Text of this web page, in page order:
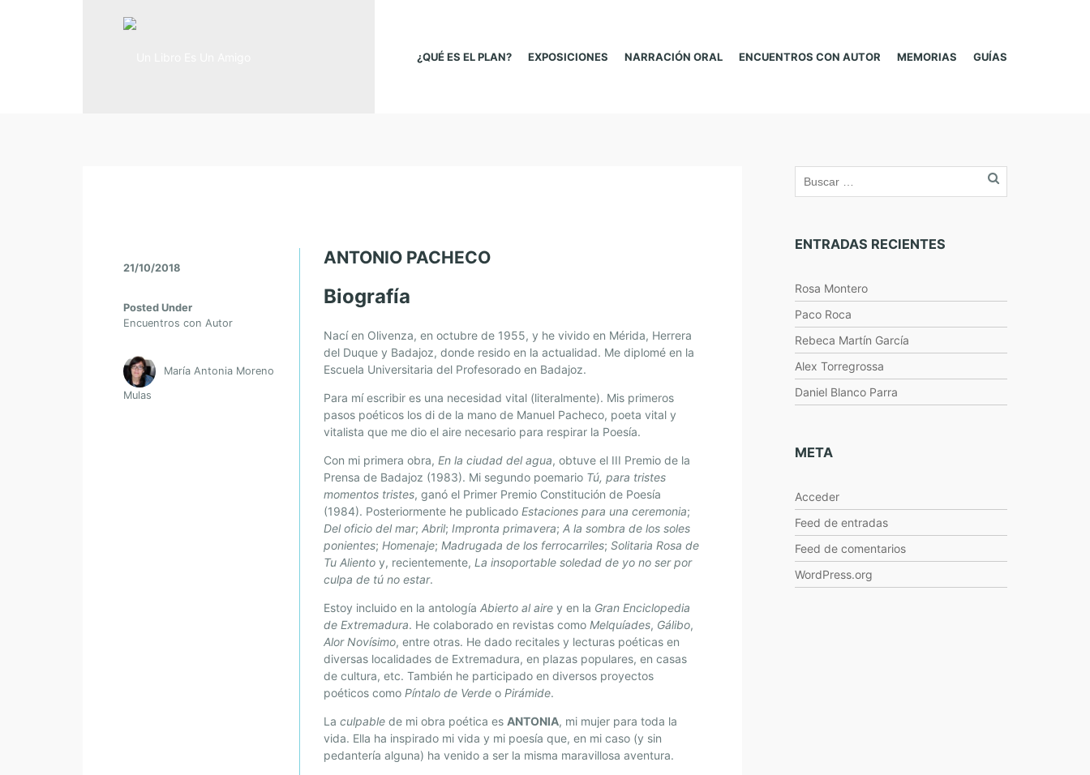
¿QUÉ ES EL PLAN? EXPOSICIONES NARRACIÓN ORAL ENCUENTROS CON AUTOR MEMORIAS GUÍAS
ANTONIO PACHECO
Biografía
Nací en Olivenza, en octubre de 1955, y he vivido en Mérida, Herrera
del Duque y Badajoz, donde resido en la actualidad. Me diplomé en la
Escuela Universitaria del Profesorado en Badajoz.
Para mí escribir es una necesidad vital (literalmente). Mis primeros
pasos poéticos los di de la mano de Manuel Pacheco, poeta vital y
vitalista que me dio el aire necesario para respirar la Poesía.
Con mi primera obra,En la ciudad del agua, obtuve el III Premio de la
Prensa de Badajoz (1983). Mi segundo poemario Tú, para tristes
momentos tristes, ganó el Primer Premio Constitución de Poesía
(1984). Posteriormente he publicadoEstaciones para una ceremonia;
Del oficio del mar;Abril;Impronta primavera;A la sombra de los soles
ponientes;Homenaje;Madrugada de los ferrocarriles;Solitaria Rosa de
Tu Aliento y, recientemente,La insoportable soledad de yo no ser por
culpa de tú no estar.
Estoy incluido en la antologíaAbierto al aire y en la Gran Enciclopedia
de Extremadura. He colaborado en revistas comoMelquíades, Gálibo,
Alor Novísimo, entre otras. He dado recitales y lecturas poéticas en
diversas localidades de Extremadura, en plazas populares, en casas
de cultura, etc. También he participado en diversos proyectos
poéticos comoPíntalo de Verde oPirámide.
Laculpable de mi obra poética es ANTONIA, mi mujer para toda la
vida. Ella ha inspirado mi vida y mi poesía que, en mi caso (y sin
pedantería alguna) ha venido a ser la misma maravillosa aventura.
21/10/2018
Posted Under
Encuentros con Autor
María Antonia Moreno
Mulas
ENTRADAS RECIENTES
Rosa Montero
Paco Roca
Rebeca Martín García
Alex Torregrossa
Daniel Blanco Parra
META
Acceder
Feed de entradas
Feed de comentarios
WordPress.org